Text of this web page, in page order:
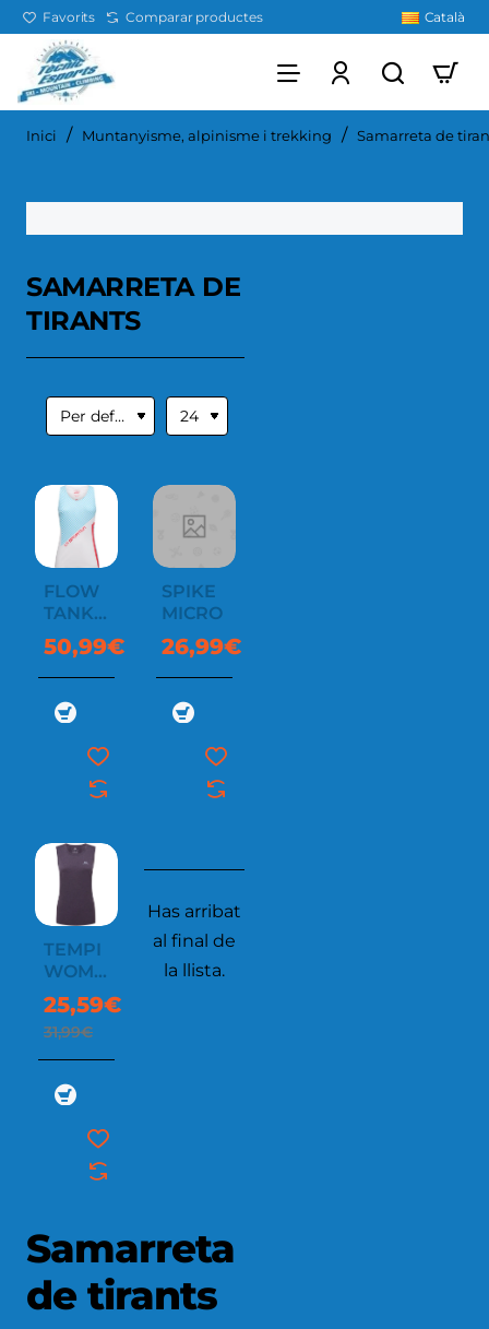
Favorits Comparar productes Català
Inici homeMuntanyisme, alpinisme i trekking Samarreta de
SAMARRETA DE
TIRANTS
Samarreta
de tirants
FLOW
TANK
W
50,99€
SPIKE
MICRO
26,99€
-20%
TEMPI
WOMEN'S
TANK
25,59€
31,99€
Has arribat
al final de
la llista.